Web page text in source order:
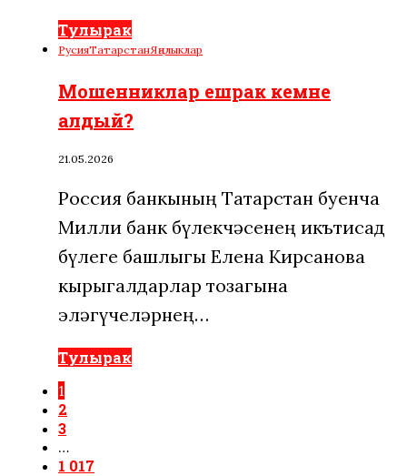
Тулырак
РусияТатарстанЯңалыклар
Мошенниклар ешрак кемне
алдый?
21.05.2026
Россия банкының Татарстан буенча
Милли банк бүлекчәсенең икътисад
бүлеге башлыгы Елена Кирсанова
кырыгалдарлар тозагына
эләгүчеләрнең…
Тулырак
1
2
3
…
1 017